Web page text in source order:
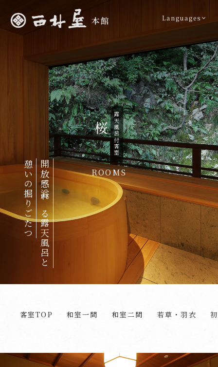
Languages
桜露天風呂付客室
ROOMS
開放感溢れる露天風呂と
憩いの掘りごたつ
客室TOP 和室一間 和室二間 若草・羽衣